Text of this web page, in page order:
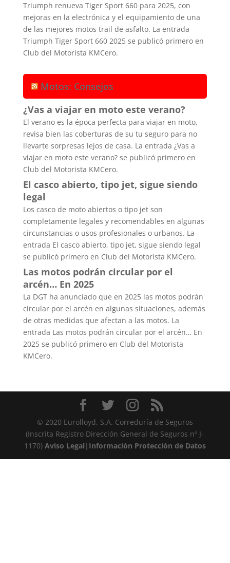
Triumph renueva Tiger Sport 660 para 2025, con
mejoras en la electrónica y el equipamiento de una
de las mejores motos trail de asfalto. La entrada
Triumph Tiger Sport 660 2025 se publicó primero en
Club del Motorista KMCero.
Motos: Consejos
¿Vas a viajar en moto este verano?
El verano es la época perfecta para viajar en moto,
revisa bien las coberturas de su tu seguro para no
llevarte sorpresas lejos de casa. La entrada ¿Vas a
viajar en moto este verano? se publicó primero en
Club del Motorista KMCero.
El casco abierto, tipo jet, sigue siendo
legal
Los casco de moto abiertos o tipo jet son
completamente legales y recomendables en algunas
circunstancias o usos profesionales o urbanos. La
entrada El casco abierto, tipo jet, sigue siendo legal
se publicó primero en Club del Motorista KMCero.
Las motos podrán circular por el
arcén… En 2025
La DGT ha anunciado que en 2025 las motos podrán
circular por el arcén en algunas situaciones, además
de otras medidas que afectan a las motos. La
entrada Las motos podrán circular por el arcén… En
2025 se publicó primero en Club del Motorista
KMCero.
© 2020 Eurolloyd, S.A. Correduría de Seguros
(Inscrita Registro Dirección General de Seguros nº J-
1170) Aviso Legal | Información Protección de Datos